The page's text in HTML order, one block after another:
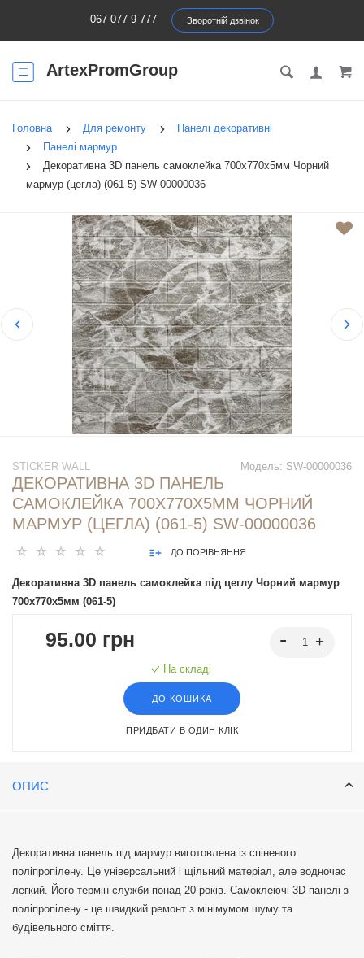
067 077 9 777 Зворотній дзвінок
ArtexPromGroup
Головна Для ремонту
Панелі декоративні
Панелі мармур
Декоративна 3D панель самоклейка 700х770х5мм Чорний
мармур (цегла) (061-5) SW-00000036
Модель: SW-00000036
STICKER WALL
ДЕКОРАТИВНА 3D ПАНЕЛЬ
САМОКЛЕЙКА 700Х770Х5ММ ЧОРНИЙ
МАРМУР (ЦЕГЛА) (061-5) SW-00000036
ДО ПОРІВНЯННЯ
Декоративна 3D панель самоклейка під цеглу Чорний мармур
700х770х5мм (061-5)
95.00 грн
На складі
ДО КОШИКА
ПРИДБАТИ В ОДИН КЛІК
ОПИС
Декоративна панель під мармур виготовлена із спіненого
поліпропілену. Це універсальний і щільний матеріал, але водночас
легкий. Його термін служби понад 20 років. Самоклеючі 3D панелі з
поліпропілену - це швидкий ремонт з мінімумом шуму та
будівельного сміття.